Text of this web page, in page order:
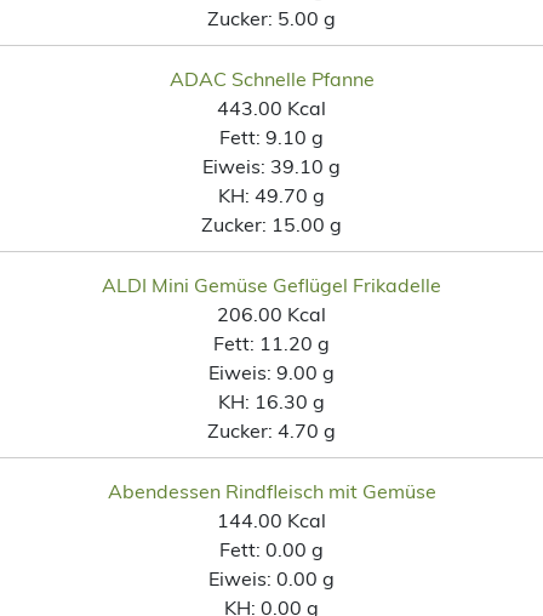
Zucker: 5.00 g
ADAC Schnelle Pfanne
443.00 Kcal
Fett: 9.10 g
Eiweis: 39.10 g
KH: 49.70 g
Zucker: 15.00 g
ALDI Mini Gemüse Geflügel Frikadelle
206.00 Kcal
Fett: 11.20 g
Eiweis: 9.00 g
KH: 16.30 g
Zucker: 4.70 g
Abendessen Rindfleisch mit Gemüse
144.00 Kcal
Fett: 0.00 g
Eiweis: 0.00 g
KH: 0.00 g